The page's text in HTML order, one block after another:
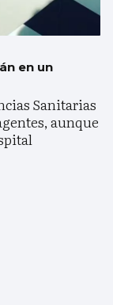
en un
Sanitarias
aunque